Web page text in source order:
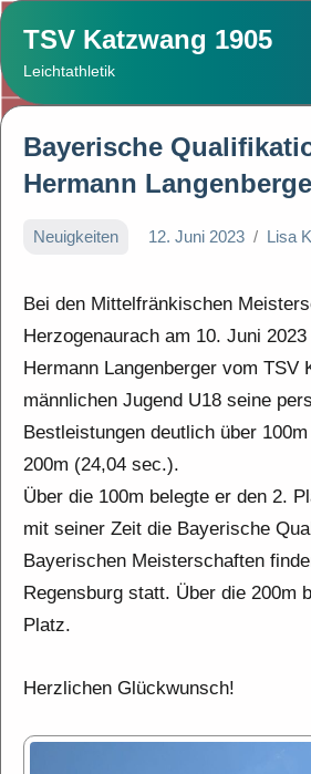
Zum
Inhalt
springen
TSV Katzwang 1905
Leichtathletik
Bayerische
Hermann
Neuigkeiten 12. Juni 2023 Lisa
Bei den Mittelfränkischen
Herzogenaurach am 10. Juni
Hermann Langenberger vom TSV
männlichen Jugend U18 seine
Bestleistungen deutlich über
200m (24,04 sec.).
Über die 100m belegte er den 2.
mit seiner Zeit die Bayerische
Bayerischen Meisterschaften
Regensburg statt. Über die 200m
Platz.
Herzlichen Glückwunsch!